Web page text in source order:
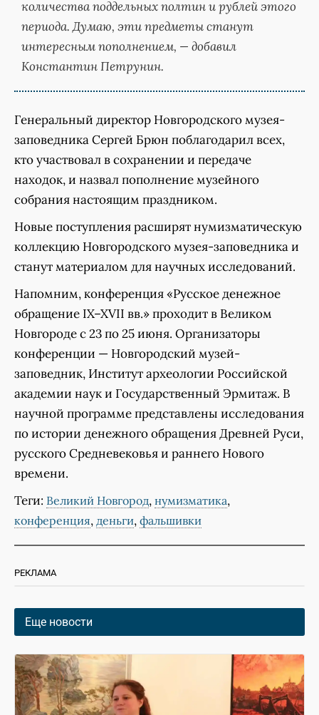
количества поддельных полтин и рублей этого
периода. Думаю, эти предметы станут
интересным пополнением, — добавил
Константин Петрунин.
Генеральный директор Новгородского музея-
заповедника Сергей Брюн поблагодарил всех,
кто участвовал в сохранении и передаче
находок, и назвал пополнение музейного
собрания настоящим праздником.
Новые поступления расширят нумизматическую
коллекцию Новгородского музея-заповедника и
станут материалом для научных исследований.
Напомним, конференция «Русское денежное
обращение IX–XVII вв.» проходит в Великом
Новгороде с 23 по 25 июня. Организаторы
конференции — Новгородский музей-
заповедник, Институт археологии Российской
академии наук и Государственный Эрмитаж. В
научной программе представлены исследования
по истории денежного обращения Древней Руси,
русского Средневековья и раннего Нового
времени.
Теги: Великий Новгород, нумизматика,
конференция, деньги, фальшивки
РЕКЛАМА
Еще новости